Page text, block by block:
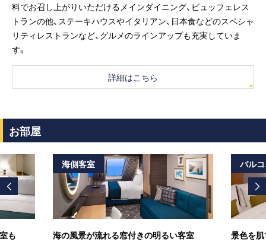
料でお召し上がりいただけるメインダイニング、ビュッフェレス
トランの他、ステーキハウスやイタリアン、日本食などのスペシャ
リティレストランなど、グルメのラインアップも充実していま
す。
詳細はこちら
お部屋
も
海側客室
海の風景が流れる窓付きの明るい客室
バル
景色を